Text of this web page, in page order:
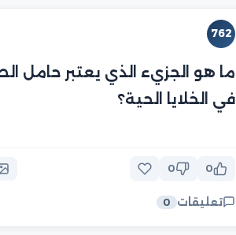
762
ما هو الجزيء الذي يعتبر حامل
في الخلايا الحية؟
0
0
تعليقات 0